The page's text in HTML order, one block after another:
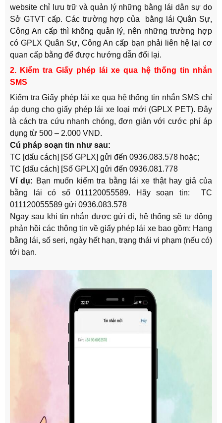
website chỉ lưu trữ và quản lý những bằng lái dân sự do
Sở GTVT cấp. Các trường hợp của bằng lái Quân Sự,
Công An cấp thì không quản lý, nên những trường hợp
có GPLX Quân Sự, Công An cấp bạn phải liên hệ lại cơ
quan cấp bằng để được hướng dẫn đổi lại.
2. Kiểm tra Giấy phép lái xe qua hệ thống tin nhắn
SMS
Kiểm tra Giấy phép lái xe qua hệ thống tin nhắn SMS chỉ
áp dụng cho giấy phép lái xe loại mới (GPLX PET). Đây
là cách tra cứu nhanh chóng, đơn giản với cước phí áp
dụng từ 500 – 2.000 VND.
Cú pháp soạn tin như sau:
TC [dấu cách] [Số GPLX] gửi đến 0936.083.578 hoặc;
TC [dấu cách] [Số GPLX] gửi đến 0936.081.778
Ví dụ: Bạn muốn kiểm tra bằng lái xe thật hay giả của
bằng lái có số 011120055589. Hãy soạn tin: TC
011120055589 gửi 0936.083.578
Ngay sau khi tin nhắn được gửi đi, hệ thống sẽ tự động
phản hồi các thông tin về giấy phép lái xe bao gồm: Hạng
bằng lái, số seri, ngày hết hạn, trạng thái vi phạm (nếu có)
tới bạn.